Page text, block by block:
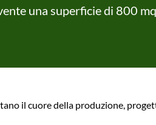
una superficie di 800 mq.
il cuore della produzione,